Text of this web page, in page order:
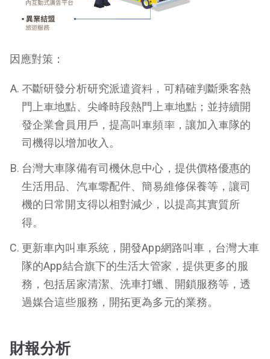
因應對策：
不斷研發分析研究派遣資料，可精確判斷乘客熱
門上車地點、尖峰時段熱門上車地點；並持續開
發企業會員用戶，提高叫車頻率，讓加入車隊的
司機得以增加收入。
台灣大車隊備有司機休息中心，提供價格優惠的
生活用品、汽車零配件、簡易維修保養等，讓司
機的日常開支得以相對減少，以提高其實質所
得。
更新車內叫車系統，開發App網路叫車，台灣大車
隊的App結合旗下的生活大管家，提供更多的服
務，包括居家清潔、洗車打蠟、開鎖服務等，透
過媒合這些服務，開拓更為多元的業務。
財報分析